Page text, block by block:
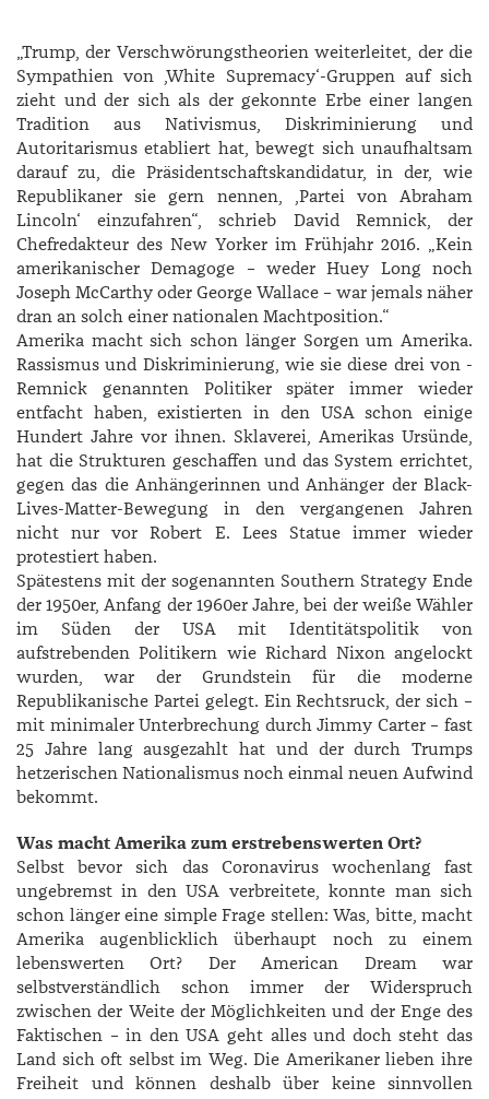
„Trump, der Verschwörungstheorien weiterleitet, der die
Sympathien von ,White ­Supremacyʻ-Gruppen auf sich
zieht und der sich als der gekonnte Erbe einer langen
Tradition aus Nativismus, Diskriminierung und
Autoritarismus etabliert hat, bewegt sich unaufhaltsam
darauf zu, die Präsidentschaftskandidatur, in der, wie
Republikaner sie gern nennen, ,Partei von Abraham
Lincolnʻ einzufahren“, schrieb ­David ­Remnick, der
Chefredakteur des New Yorker im Frühjahr 2016. „Kein
amerikanischer Demagoge – weder ­Huey Long noch
Joseph McCarthy oder George ­Wallace – war jemals näher
dran an solch einer nationalen Machtposition.“
Amerika macht sich schon länger Sorgen um Amerika.
Rassismus und Diskriminierung, wie sie diese drei von ­
Remnick genannten Politiker später immer wieder
entfacht haben, existierten in den USA schon einige
Hundert Jahre vor ihnen. Sklaverei, Amerikas Ursünde,
hat die Strukturen geschaffen und das System errichtet,
gegen das die Anhängerinnen und Anhänger der Black-
Lives-­Matter-­Bewegung in den vergangenen Jahren
nicht nur vor ­Robert E. Lees Statue immer wieder
protestiert haben.
Spätestens mit der sogenannten Southern ­Strategy Ende
der 1950er, Anfang der 1960er Jahre, bei der weiße ­Wähler
im Süden der USA mit Identitätspolitik von
aufstrebenden Politikern wie ­Richard ­Nixon angelockt
wurden, war der Grundstein für die moderne
Republikanische Partei gelegt. Ein Rechtsruck, der sich –
mit minimaler Unterbrechung durch ­Jimmy ­Carter – fast
25 Jahre lang ausgezahlt hat und der durch Trumps
hetzerischen Nationalismus noch einmal neuen Aufwind
bekommt.
Was macht Amerika zum erstrebenswerten Ort?
Selbst bevor sich das Coronavirus wochenlang fast
ungebremst in den USA verbreitete, konnte man sich
schon länger eine simple Frage stellen: Was, bitte, macht
Amerika augenblicklich überhaupt noch zu einem
lebenswerten Ort? Der American Dream war
selbstverständlich schon immer der Widerspruch
zwischen der Weite der Möglichkeiten und der Enge des
Faktischen – in den USA geht alles und doch steht das
Land sich oft selbst im Weg. Die Amerikaner lieben ihre
Freiheit und können deshalb über keine sinnvollen